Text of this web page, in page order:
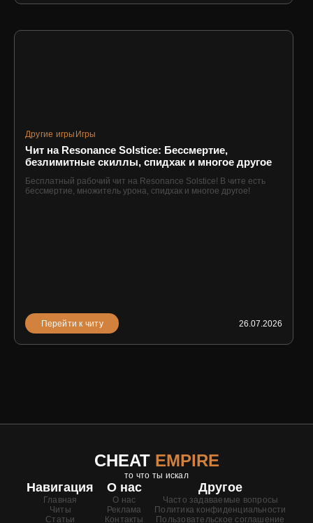
Другие игры Игры
Чит на Resonance Solstice: Бессмертие,
безлимитные скиллы, спидхак и многое другое
Бесплатный рабочий чит на Resonance Solstice! В чите есть
бессмертие, множитель урона, спидхак и многое другое!
Перейти к читу 26.07.2026
CHEAT EMPIRE
то что ты искал
Навигация
Главная
Читы
Статьи
О нас
О нас
Реклама
Контакты
Другое
Часто задаваемые вопросы
Политика конфиденциальности
Пользовательское соглашение